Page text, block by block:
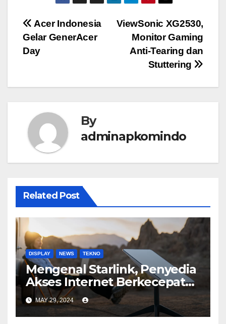
Post
navigation
ViewSonic XG2530,
Monitor Gaming
Anti-Tearing dan
Stuttering
Acer Indonesia
Gelar GenerAcer
Day
By
adminapkomindo
Related Post
DISPLAY NEWS TEKNO
Mengenal Starlink, Penyedia
Akses Internet Berkecepatan
Tinggi
MAY 29, 2024